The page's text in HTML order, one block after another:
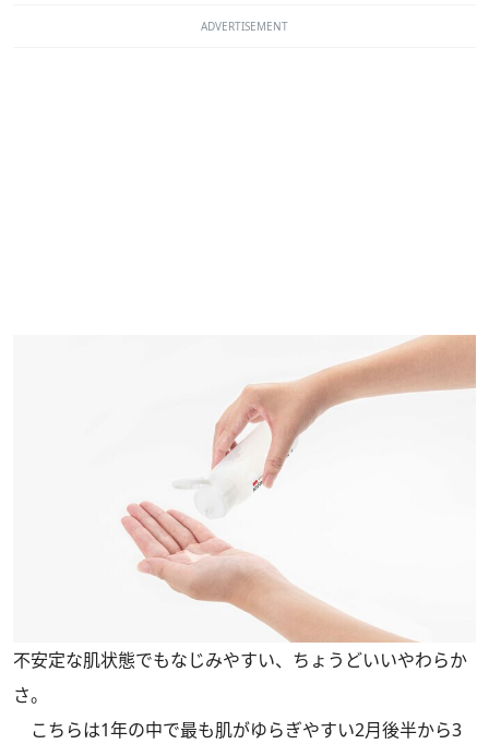
ADVERTISEMENT
不安定な肌状態でもなじみやすい、ちょうどいいやわらか
さ。
こちらは1年の中で最も肌がゆらぎやすい2月後半から3